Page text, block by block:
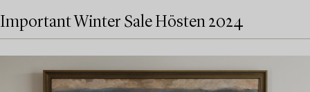
Important Winter Sale Hösten 2024